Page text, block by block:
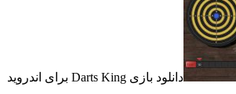
دانلود بازی Darts King برای اندروید